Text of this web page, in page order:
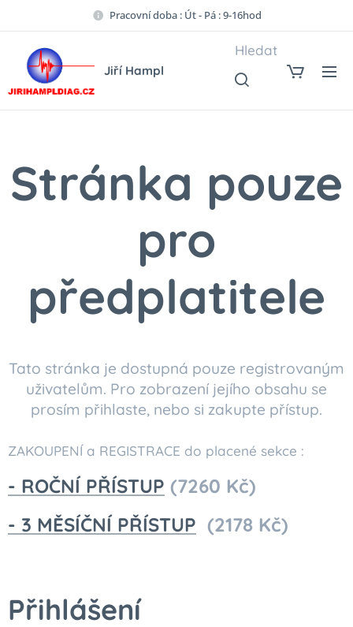
Pracovní doba : Út - Pá : 9-16hod
Jiří Hampl
Hledat
Stránka pouze
pro
předplatitele
Tato stránka je dostupná pouze registrovaným
uživatelům. Pro zobrazení jejího obsahu se
prosím přihlaste, nebo si zakupte přístup.
ZAKOUPENÍ a REGISTRACE do placené sekce :
- ROČNÍ PŘÍSTUP (7260 Kč)
- 3 MĚSÍČNÍ PŘÍSTUP (2178 Kč)
Přihlášení